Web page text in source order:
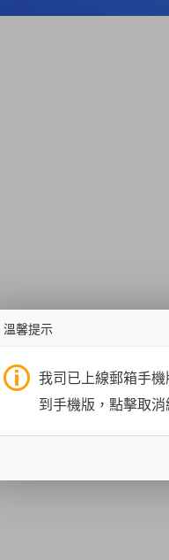
溫馨提示
我司已上線郵箱手
到手機版，點擊取